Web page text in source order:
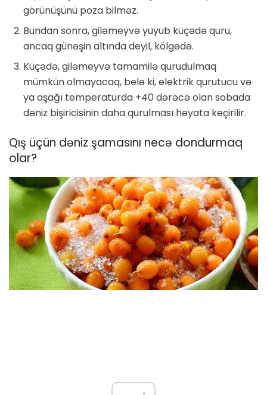
görünüşünü poza bilməz.
Bundan sonra, giləmeyvə yuyub küçədə quru,
ancaq günəşin altında deyil, kölgədə.
Küçədə, giləmeyvə tamamilə qurudulmaq
mümkün olmayacaq, belə ki, elektrik qurutucu və
ya aşağı temperaturda +40 dərəcə olan sobada
dəniz bişiricisinin daha qurulması həyata keçirilir.
Qış üçün dəniz şamasını necə dondurmaq
olar?